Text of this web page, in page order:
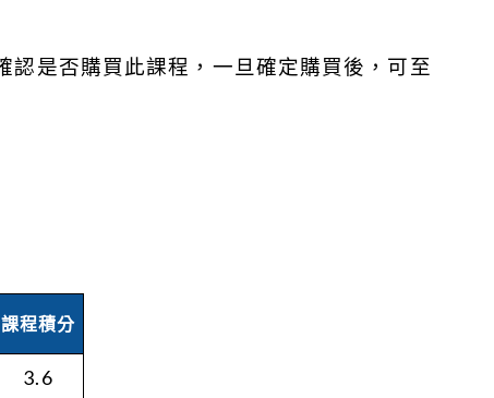
認是否購買此課程，一旦確定購買後，可至
課程積分
3.6